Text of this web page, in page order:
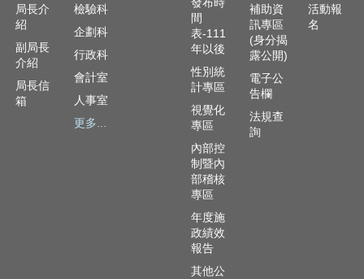
局長介
紹
副局長
介紹
局長信
箱
檢驗科
企劃科
行政科
會計室
人事室
更多...
間
表-111
年以後
性別統
計專區
視覺化
專區
內部控
制暨內
部稽核
專區
年度施
政績效
報告
其他公
補助資
訊專區
(身分揭
露公開)
電子公
告欄
法規查
詢
活動報
名